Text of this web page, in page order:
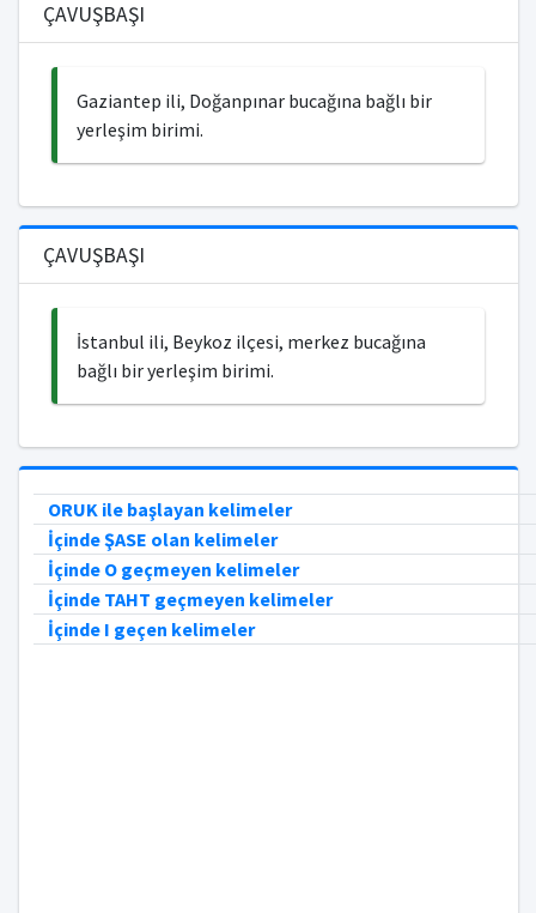
ÇAVUŞBAŞI
Gaziantep ili, Doğanpınar bucağına bağlı bir
yerleşim birimi.
ÇAVUŞBAŞI
İstanbul ili, Beykoz ilçesi, merkez bucağına
bağlı bir yerleşim birimi.
ORUK ile başlayan kelimeler
İçinde ŞASE olan kelimeler
İçinde O geçmeyen kelimeler
İçinde TAHT geçmeyen kelimeler
İçinde I geçen kelimeler